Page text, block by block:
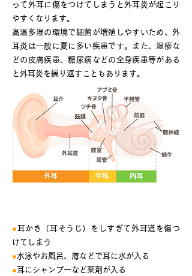
って外耳に傷をつけてしまうと外耳炎が起こり
やすくなります。
高温多湿の環境で細菌が増殖しやすいため、外
耳炎は一般に夏に多い疾患です。また、湿疹な
どの皮膚疾患、糖尿病などの全身疾患等がある
と外耳炎を繰り返すこともあります。
●耳かき（耳そうじ）をしすぎて外耳道を傷つ
けてしまう
●水泳やお風呂、海などで耳に水が入る
●耳にシャンプーなど薬剤が入る